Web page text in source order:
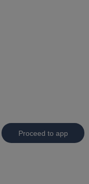
Proceed to app